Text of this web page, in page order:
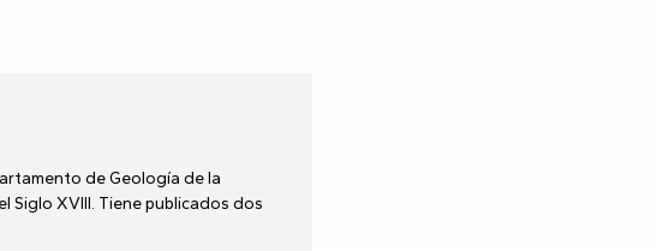
de Geología de la
Siglo XVIII. Tiene publicados dos